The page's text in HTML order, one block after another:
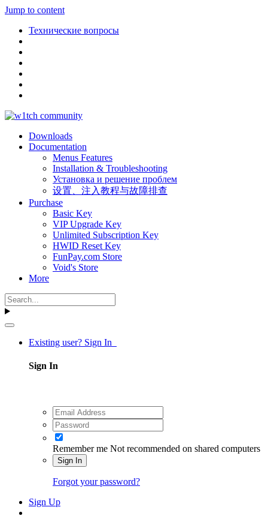
Jump to content
Технические вопросы
Downloads
Documentation
Menus Features
Installation & Troubleshooting
Установка и решение проблем
设置、注入教程与故障排查
Purchase
Basic Key
VIP Upgrade Key
Unlimited Subscription Key
HWID Reset Key
FunPay.com Store
Void's Store
More
Existing user? Sign In
Sign In
Remember me Not recommended on shared computers
Sign In
Forgot your password?
Sign Up